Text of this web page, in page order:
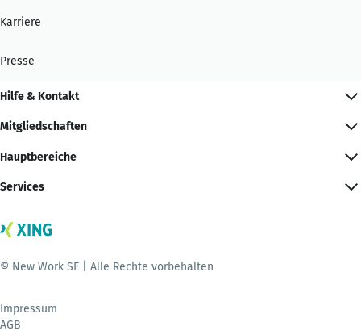
Karriere
Presse
Hilfe & Kontakt
Mitgliedschaften
Hauptbereiche
Services
© New Work SE | Alle Rechte vorbehalten
Impressum
AGB